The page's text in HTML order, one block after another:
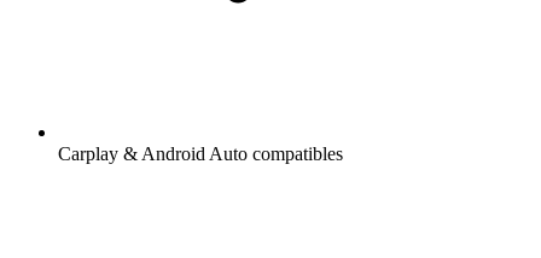
Carplay & Android Auto compatibles